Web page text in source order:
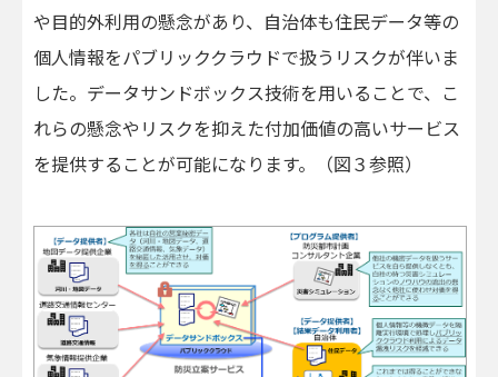
や目的外利用の懸念があり、自治体も住民データ等の
個人情報をパブリッククラウドで扱うリスクが伴いま
した。データサンドボックス技術を用いることで、こ
れらの懸念やリスクを抑えた付加価値の高いサービス
を提供することが可能になります。（図３参照）